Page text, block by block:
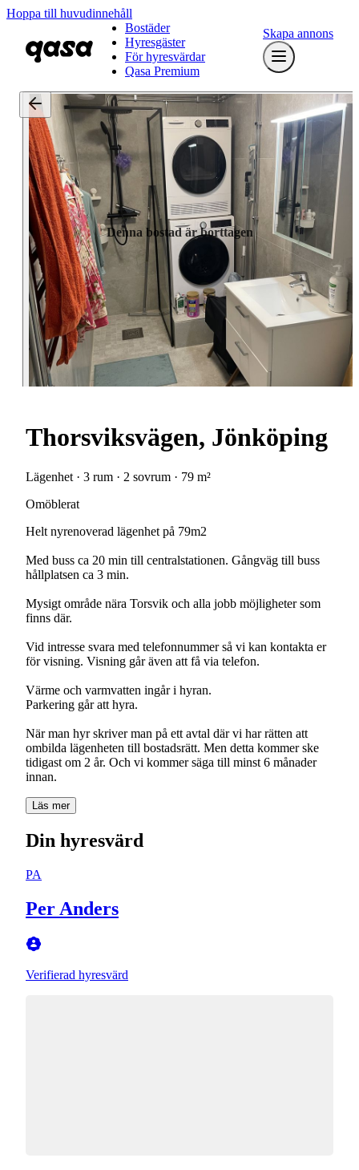
Hoppa till huvudinnehåll
Bostäder
Hyresgäster
För hyresvärdar
Qasa Premium
Skapa annons
Denna bostad är borttagen
Thorsviksvägen, Jönköping
Lägenhet · 3 rum · 2 sovrum · 79 m²
Omöblerat
Helt nyrenoverad lägenhet på 79m2
Med buss ca 20 min till centralstationen. Gångväg till buss
hållplatsen ca 3 min.
Mysigt område nära Torsvik och alla jobb möjligheter som
finns där.
Vid intresse svara med telefonnummer så vi kan kontakta er
för visning. Visning går även att få via telefon.
Värme och varmvatten ingår i hyran.
Parkering går att hyra.
När man hyr skriver man på ett avtal där vi har rätten att
ombilda lägenheten till bostadsrätt. Men detta kommer ske
tidigast om 2 år. Och vi kommer säga till minst 6 månader
innan.
Läs mer
Din hyresvärd
PA
Per Anders
Verifierad hyresvärd